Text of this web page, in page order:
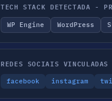
TECH STACK DETECTADA -
WP Engine WordPress
REDES SOCIAIS VINCULADAS
facebook instagram